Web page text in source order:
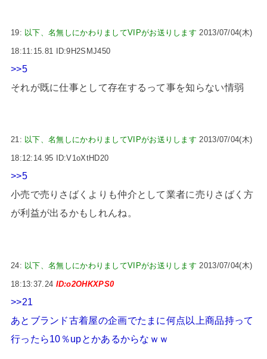
19: 以下、名無しにかわりましてVIPがお送りします 2013/07/04(木)
18:11:15.81 ID:9H2SMJ450
>>5
それが既に仕事として存在するって事を知らない情弱
21: 以下、名無しにかわりましてVIPがお送りします 2013/07/04(木)
18:12:14.95 ID:V1oXtHD20
>>5
小売で売りさばくよりも仲介として業者に売りさばく方
が利益が出るかもしれんね。
24: 以下、名無しにかわりましてVIPがお送りします 2013/07/04(木)
18:13:37.24 ID:o2OHKXPS0
>>21
あとブランド古着屋の企画でたまに何点以上商品持って
行ったら10％upとかあるからなｗｗ